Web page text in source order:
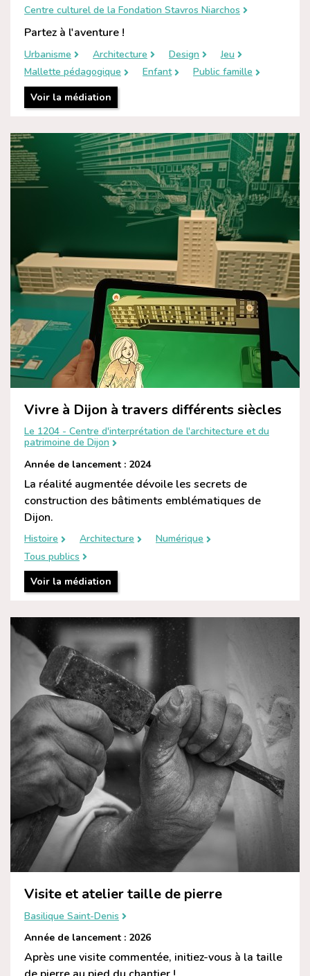
Centre culturel de la Fondation Stavros Niarchos
Partez à l'aventure !
Urbanisme Architecture Design
Jeu
Mallette pédagogique
Enfant
Public famille
Voir la médiation
Vivre à Dijon à travers différents siècles
Le 1204 - Centre d'interprétation de l'architecture et du
patrimoine de Dijon
Année de lancement : 2024
La réalité augmentée dévoile les secrets de
construction des bâtiments emblématiques de
Dijon.
Histoire Architecture
Numérique
Tous publics
Voir la médiation
Visite et atelier taille de pierre
Basilique Saint-Denis
Année de lancement : 2026
Après une visite commentée, initiez-vous à la taille